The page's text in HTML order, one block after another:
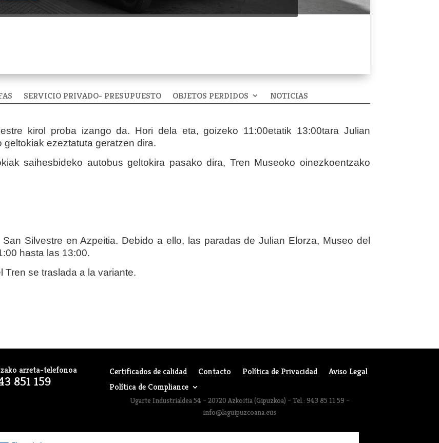
SERVICIO PRIVADO- PRESUPUESTO OBJETOS PERDIDOS NOTICIAS
kirol proba izango da. Hori dela eta, goizeko 11:00etatik 13:00tara Julian
ezeztatuta geratzen dira.
saihesbideko autobus geltokira pasako dira, Tren Museoko oinezkoentzako
Silvestre en Azpeitia. Debido a ello, las paradas de Julian Elorza, Museo del
hasta las 13:00.
se traslada a la variante.
arreta-telefonoa
851 159
Certificados de calidad Contacto Política de Privacidad
Aviso Legal
Política de Compliance
Ugarte Industrialdea 54 – 20720 Azkoitia (Gipuzkoa) – Tel.: 943 85 11 59 –
info@laguipuzcoana.eus